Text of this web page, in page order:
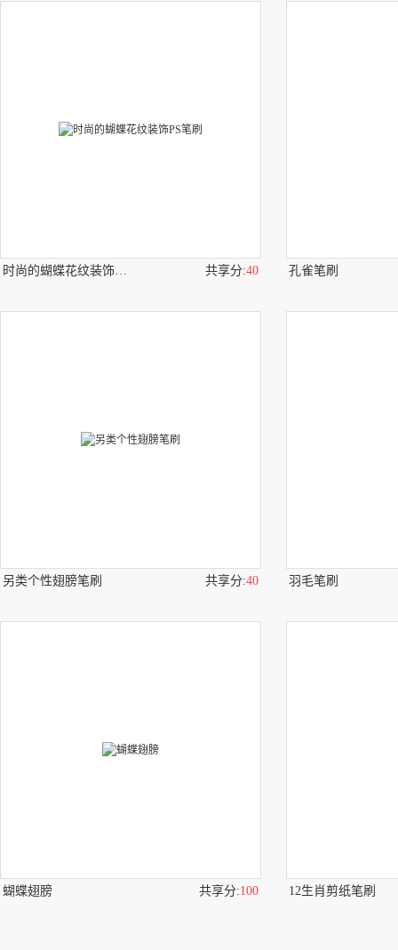
时尚的蝴蝶花纹装饰PS笔刷 共享分:40 孔雀笔刷
另类个性翅膀笔刷 共享分:40 羽毛笔刷
蝴蝶翅膀 共享分:100 12生肖剪纸笔刷